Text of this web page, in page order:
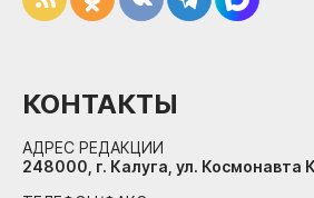
КОНТАКТЫ
АДРЕС РЕДАКЦИИ
248000, г. Калуга, ул. Космонавта